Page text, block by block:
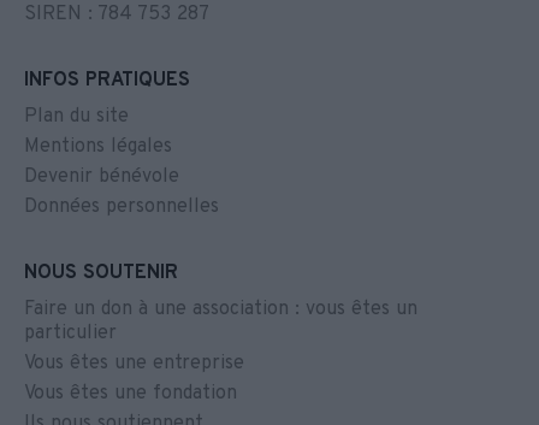
SIREN : 784 753 287
INFOS PRATIQUES
Plan du site
Mentions légales
Devenir bénévole
Données personnelles
NOUS SOUTENIR
Faire un don à une association : vous êtes un
particulier
Vous êtes une entreprise
Vous êtes une fondation